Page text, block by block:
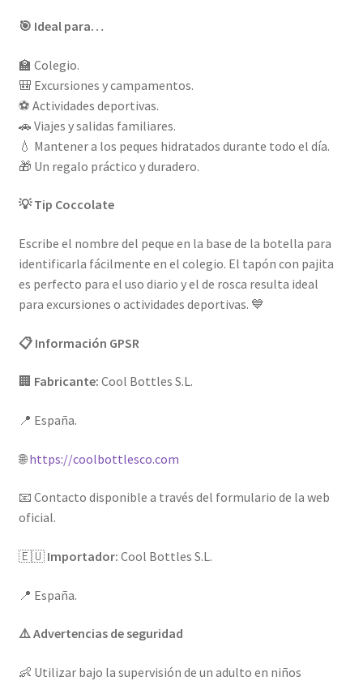
🎯 Ideal para…
🏫 Colegio.
🎒 Excursiones y campamentos.
⚽ Actividades deportivas.
🚗 Viajes y salidas familiares.
💧 Mantener a los peques hidratados durante todo el día.
🎁 Un regalo práctico y duradero.
💡 Tip Coccolate
Escribe el nombre del peque en la base de la botella para
identificarla fácilmente en el colegio. El tapón con pajita
es perfecto para el uso diario y el de rosca resulta ideal
para excursiones o actividades deportivas. 💙
📋 Información GPSR
🏢 Fabricante: Cool Bottles S.L.
📍 España.
🌐https://coolbottlesco.com
📧 Contacto disponible a través del formulario de la web
oficial.
🇪🇺 Importador: Cool Bottles S.L.
📍 España.
⚠️ Advertencias de seguridad
👶 Utilizar bajo la supervisión de un adulto en niños